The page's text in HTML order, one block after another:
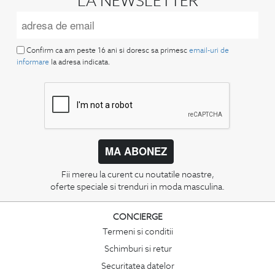
Confirm ca am peste 16 ani si doresc sa primesc email-uri de
informare la adresa indicata.
MA ABONEZ
Fii mereu la curent cu noutatile noastre,
oferte speciale si trenduri in moda masculina.
CONCIERGE
Termeni si conditii
Schimburi si retur
Securitatea datelor